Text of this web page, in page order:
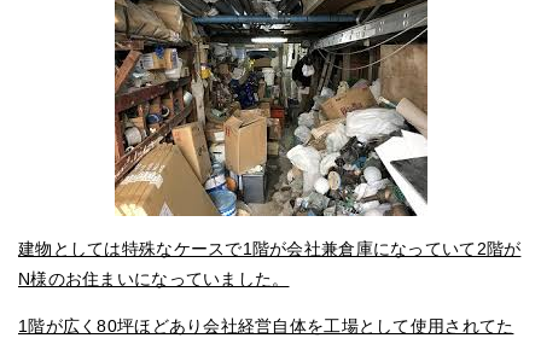
建物としては特殊なケースで1階が会社兼倉庫になっていて2階が
N様のお住まいになっていました。
1階が広く80坪ほどあり会社経営自体を工場として使用されてた